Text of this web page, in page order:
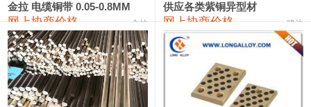
铸造铝合金锭(A380） 26,300—26,500 26,400 100
铝合金ADC12 24,200—24,400 100
铸造铝合金锭(ZL102) 24,300—24,500 24,400
金拉 电缆铜带 0.05-0.8MM
网上协商价格 金拉
供应各类紫铜异型材
网上协商价格 骏达